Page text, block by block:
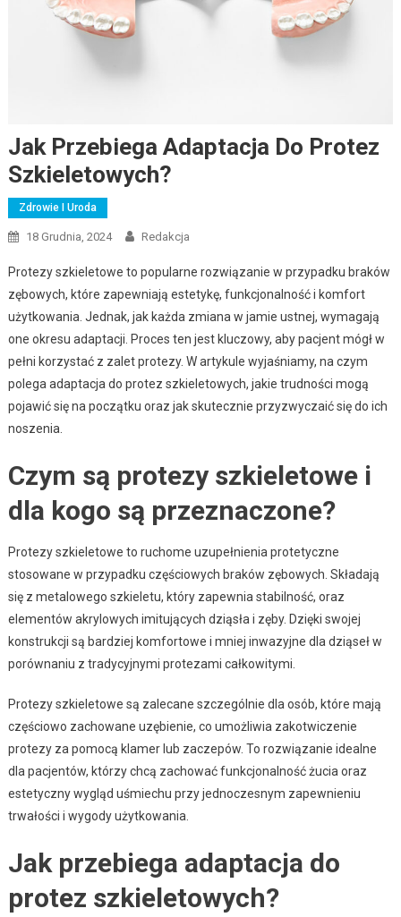
Jak Przebiega Adaptacja Do Protez
Szkieletowych?
Zdrowie I Uroda
18 Grudnia, 2024 Redakcja
Protezy szkieletowe to popularne rozwiązanie w przypadku braków
zębowych, które zapewniają estetykę, funkcjonalność i komfort
użytkowania. Jednak, jak każda zmiana w jamie ustnej, wymagają
one okresu adaptacji. Proces ten jest kluczowy, aby pacjent mógł w
pełni korzystać z zalet protezy. W artykule wyjaśniamy, na czym
polega adaptacja do protez szkieletowych, jakie trudności mogą
pojawić się na początku oraz jak skutecznie przyzwyczaić się do ich
noszenia.
Czym są protezy szkieletowe i
dla kogo są przeznaczone?
Protezy szkieletowe to ruchome uzupełnienia protetyczne
stosowane w przypadku częściowych braków zębowych. Składają
się z metalowego szkieletu, który zapewnia stabilność, oraz
elementów akrylowych imitujących dziąsła i zęby. Dzięki swojej
konstrukcji są bardziej komfortowe i mniej inwazyjne dla dziąseł w
porównaniu z tradycyjnymi protezami całkowitymi.
Protezy szkieletowe są zalecane szczególnie dla osób, które mają
częściowo zachowane uzębienie, co umożliwia zakotwiczenie
protezy za pomocą klamer lub zaczepów. To rozwiązanie idealne
dla pacjentów, którzy chcą zachować funkcjonalność żucia oraz
estetyczny wygląd uśmiechu przy jednoczesnym zapewnieniu
trwałości i wygody użytkowania.
Jak przebiega adaptacja do
protez szkieletowych?